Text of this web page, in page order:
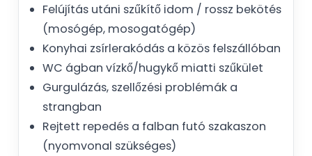
Felújítás utáni szűkítő idom / rossz bekötés
(mosógép, mosogatógép)
Konyhai zsírlerakódás a közös felszállóban
WC ágban vízkő/hugykő miatti szűkület
Gurgulázás, szellőzési problémák a
strangban
Rejtett repedés a falban futó szakaszon
(nyomvonal szükséges)